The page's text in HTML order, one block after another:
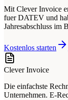
Mit Clever Invoice
fuer DATEV und
Jahresabschluss im
Kostenlos starten
Clever Invoice
Die einfachste
Unternehmen. E-